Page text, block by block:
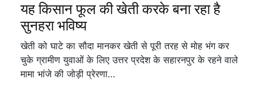
यह किसान फूल की खेती करके बना रहा है
सुनहरा भविष्य
खेती को घाटे का सौदा मानकर खेती से पूरी तरह से मोह भंग कर
चुके ग्रामीण युवाओं के लिए उत्तर प्रदेश के सहारनपुर के रहने वाले
मामा भांजे की जोड़ी प्रेरणा…